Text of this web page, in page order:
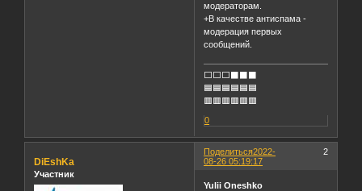
модераторам.
+В качестве антиспама -
модерация первых
сообщений.
⬜⬜⬜⬛⬛⬛
🟦🟦🟦🟦🟦🟦
🟥🟥🟥🟥🟥🟥
0
Поделиться 2
2022-
08-26 05:19:17
DiEshKa
Участник
Yulii Oneshko